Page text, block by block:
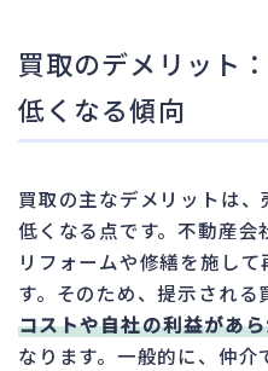
買取のデメリット
低くなる傾向
買取の主なデメリットは
低くなる点です。不動産
リフォームや修繕を施し
す。そのため、提示され
コストや自社の利益があ
なります。一般的に、仲